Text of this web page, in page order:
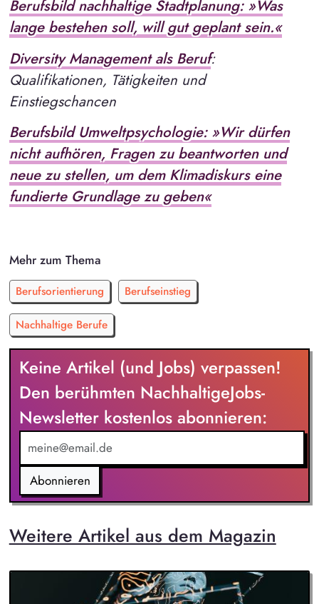
Berufsbild nachhaltige Stadtplanung: »Was
lange bestehen soll, will gut geplant sein.«
Diversity Management als Beruf:
Qualifikationen, Tätigkeiten und
Einstiegschancen
Berufsbild Umweltpsychologie: »Wir dürfen
nicht aufhören, Fragen zu beantworten und
neue zu stellen, um dem Klimadiskurs eine
fundierte Grundlage zu geben«
Mehr zum Thema
Berufsorientierung Berufseinstieg
Nachhaltige Berufe
Keine Artikel (und Jobs) verpassen!
Den berühmten NachhaltigeJobs-
Newsletter kostenlos abonnieren:
Abonnieren
Weitere Artikel aus dem Magazin